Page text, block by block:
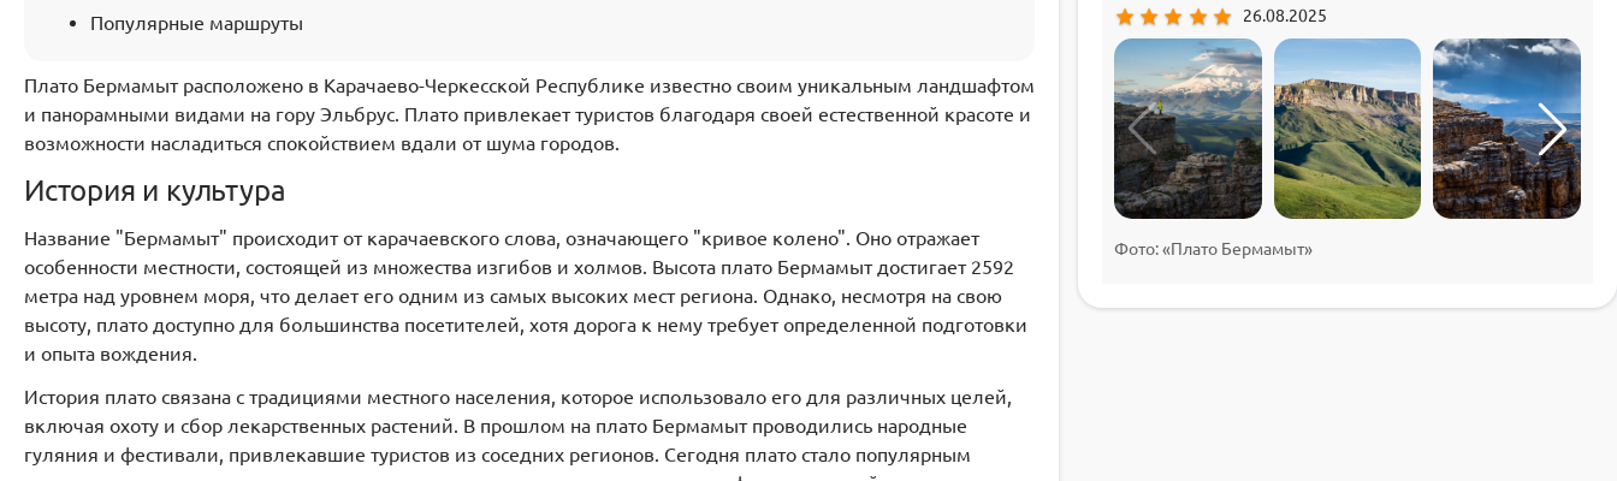
Популярные маршруты
Плато Бермамыт расположено в Карачаево-Черкесской Республике известно своим уникальным ландшафтом
и панорамными видами на гору Эльбрус. Плато привлекает туристов благодаря своей естественной красоте и
возможности насладиться спокойствием вдали от шума городов.
История и культура
Название "Бермамыт" происходит от карачаевского слова, означающего "кривое колено". Оно отражает
особенности местности, состоящей из множества изгибов и холмов. Высота плато Бермамыт достигает 2592
метра над уровнем моря, что делает его одним из самых высоких мест региона. Однако, несмотря на свою
высоту, плато доступно для большинства посетителей, хотя дорога к нему требует определенной подготовки
и опыта вождения.
История плато связана с традициями местного населения, которое использовало его для различных целей,
включая охоту и сбор лекарственных растений. В прошлом на плато Бермамыт проводились народные
гуляния и фестивали, привлекавшие туристов из соседних регионов. Сегодня плато стало популярным
star star star star star 26.08.2025
Фото: «Плато Бермамыт»